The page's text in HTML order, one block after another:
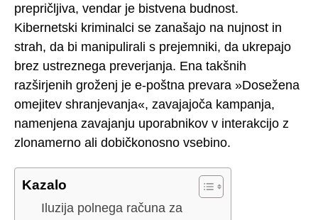
prepričljiva, vendar je bistvena budnost.
Kibernetski kriminalci se zanašajo na nujnost in
strah, da bi manipulirali s prejemniki, da ukrepajo
brez ustreznega preverjanja. Ena takšnih
razširjenih groženj je e-poštna prevara »Dosežena
omejitev shranjevanja«, zavajajoča kampanja,
namenjena zavajanju uporabnikov v interakcijo z
zlonamerno ali dobičkonosno vsebino.
Kazalo
Iluzija polnega računa za